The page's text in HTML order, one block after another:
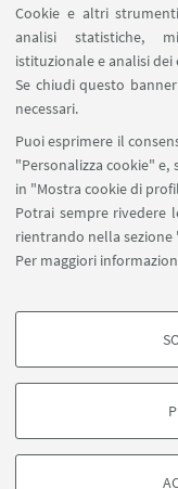
Cookie e altri
analisi statistiche,
istituzionale e analisi
Se chiudi questo
necessari.
Puoi esprimere il
"Personalizza cookie" e,
in "Mostra cookie di
Potrai sempre rivedere
rientrando nella
Per maggiori
COOKIE DI
degli utenti, creare profili
di marketing.
©Copyright 2026 -
Bologna - Via
Privacy
Note